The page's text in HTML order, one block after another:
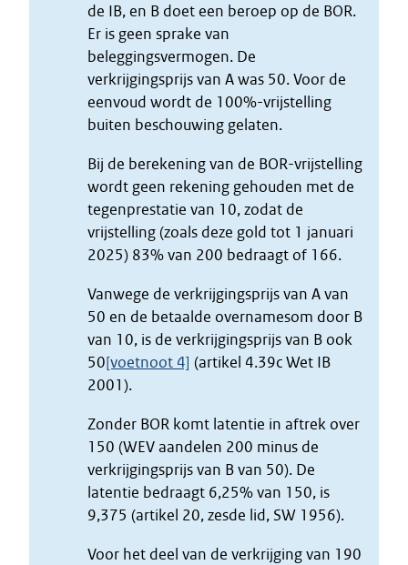
de IB, en B doet een beroep op de BOR.
Er is geen sprake van
beleggingsvermogen. De
verkrijgingsprijs van A was 50. Voor de
eenvoud wordt de 100%-vrijstelling
buiten beschouwing gelaten.
Bij de berekening van de BOR-vrijstelling
wordt geen rekening gehouden met de
tegenprestatie van 10, zodat de
vrijstelling (zoals deze gold tot 1 januari
2025) 83% van 200 bedraagt of 166.
Vanwege de verkrijgingsprijs van A van
50 en de betaalde overnamesom door B
van 10, is de verkrijgingsprijs van B ook
50[voetnoot 4] (artikel 4.39c Wet IB
2001).
Zonder BOR komt latentie in aftrek over
150 (WEV aandelen 200 minus de
verkrijgingsprijs van B van 50). De
latentie bedraagt 6,25% van 150, is
9,375 (artikel 20, zesde lid, SW 1956).
Voor het deel van de verkrijging van 190